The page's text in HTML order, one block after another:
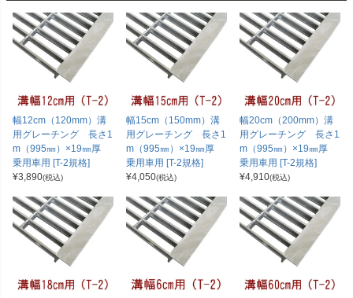
幅12cm（120mm）溝
用グレーチング 長さ1
m（995㎜）×19㎜厚
乗用車用 [T-2規格]
¥3,890(税込)
幅15cm（150mm）溝
用グレーチング 長さ1
m（995㎜）×19㎜厚
乗用車用 [T-2規格]
¥4,050(税込)
幅20cm（200mm）溝
用グレーチング 長さ1
m（995㎜）×19㎜厚
乗用車用 [T-2規格]
¥4,910(税込)